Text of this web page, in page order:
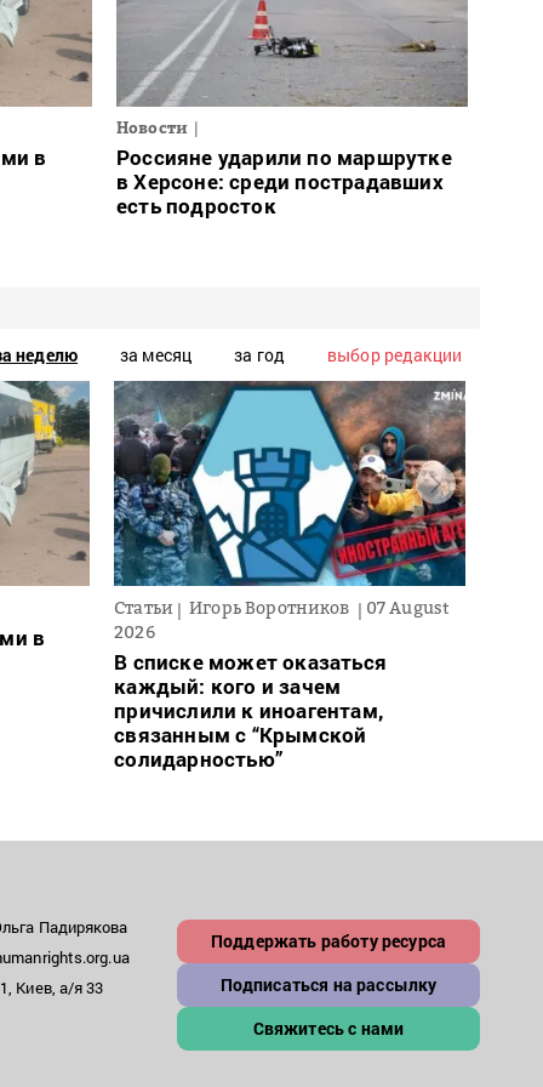
в
Новости
Россияне ударили по маршрутке
в Херсоне: среди пострадавших
есть подросток
неделю за месяц за год выбор редакции
в
Статьи Игорь Воротников
07 August
2026
В списке может оказаться
каждый: кого и зачем
причислили к иноагентам,
связанным с “Крымской
солидарностью”
Падирякова
Киев, а/я 33
Поддержать работу ресурса
Подписаться на рассылку
Свяжитесь с нами